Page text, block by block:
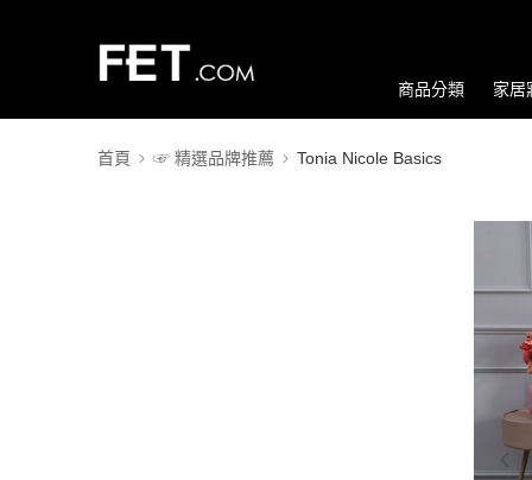
商品分類 家居
首頁 ☞ 精選品牌推薦 Tonia Nicole Basics